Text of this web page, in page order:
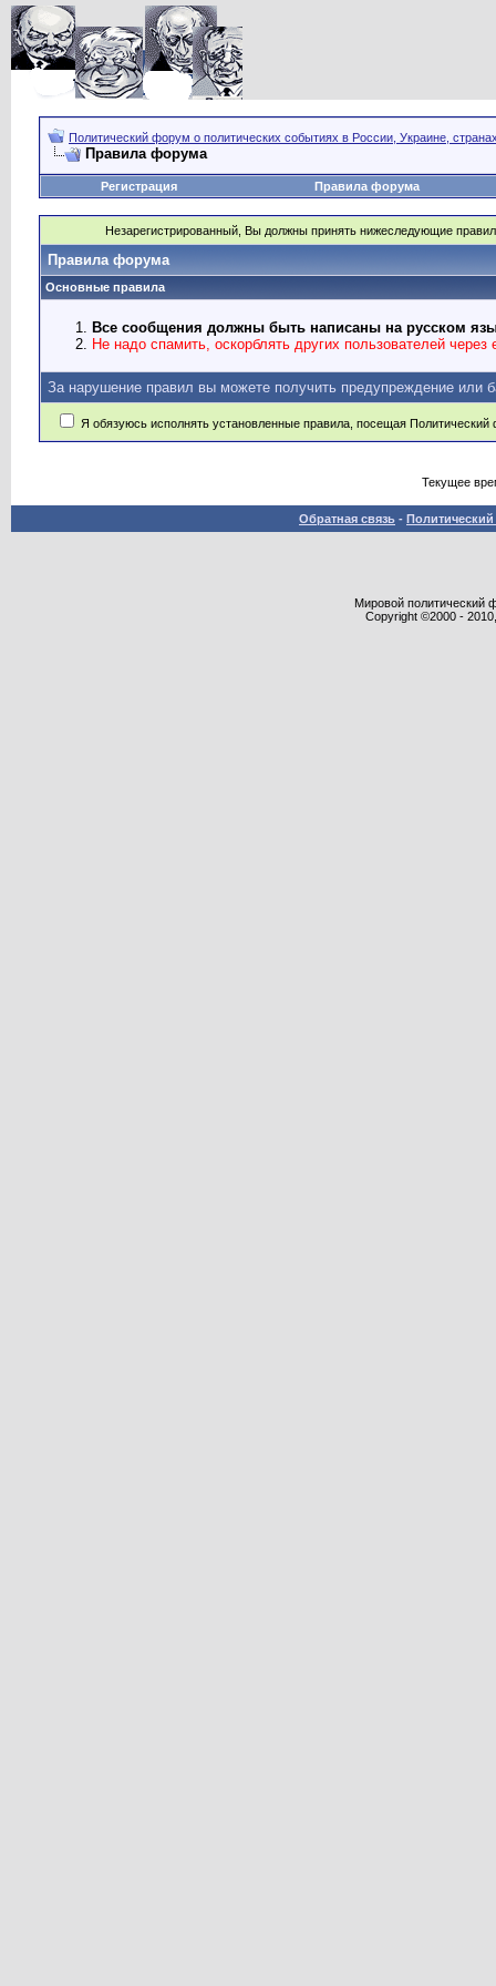
Политический форум о политических событиях в России, Украине,
Правила форума
Регистрация Правила форума
Незарегистрированный, Вы должны принять нижеследующие
Правила форума
Основные правила
Все сообщения должны быть написаны на русском
Не надо спамить, оскорблять других пользователей
За нарушение правил вы можете получить предупреждение или
Я обязуюсь исполнять установленные правила, посещая
Текущее
Обратная связь -
Мировой политический
Copyright ©2000 -